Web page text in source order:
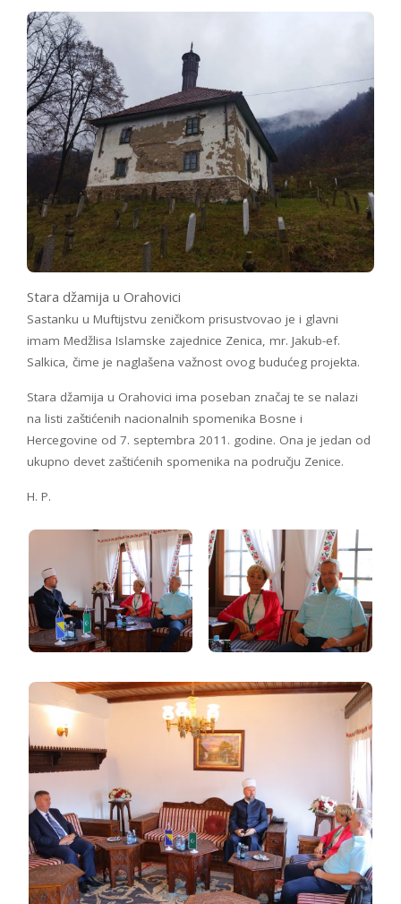
Stara džamija u Orahovici
Sastanku u Muftijstvu zeničkom prisustvovao je i glavni
imam Medžlisa Islamske zajednice Zenica, mr. Jakub-ef.
Salkica, čime je naglašena važnost ovog budućeg projekta.
Stara džamija u Orahovici ima poseban značaj te se nalazi
na listi zaštićenih nacionalnih spomenika Bosne i
Hercegovine od 7. septembra 2011. godine. Ona je jedan od
ukupno devet zaštićenih spomenika na području Zenice.
H. P.